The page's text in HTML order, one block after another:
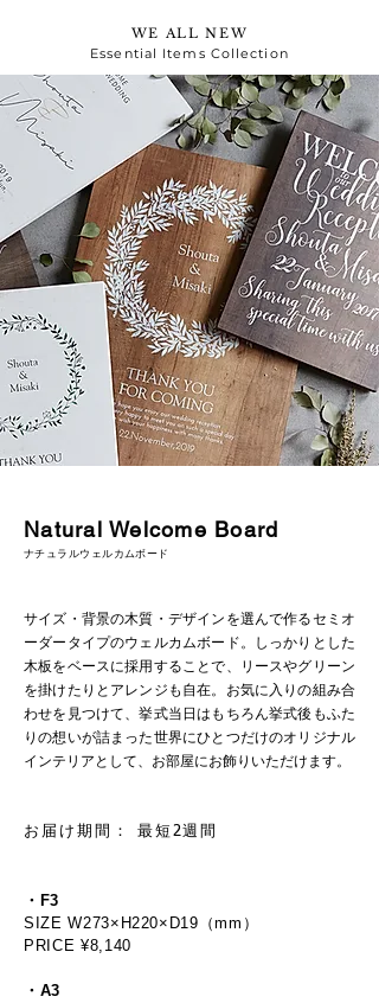
WE ALL NEW
Essential Items Collection
Natural Welcome Board
ナチュラルウェルカムボード
サイズ・背景の木質・デザインを選んで作るセミオ
ーダータイプのウェルカムボード。しっかりとした
木板をベースに採用することで、リースやグリーン
を掛けたりとアレンジも自在。お気に入りの組み合
わせを見つけて、挙式当日はもちろん挙式後もふた
りの想いが詰まった世界にひとつだけのオリジナル
インテリアとして、お部屋にお飾りいただけます。
お届け期間： 最短2週間
・F3
SIZE W273×H220×D19（mm）
PRICE ¥8,140
・A3